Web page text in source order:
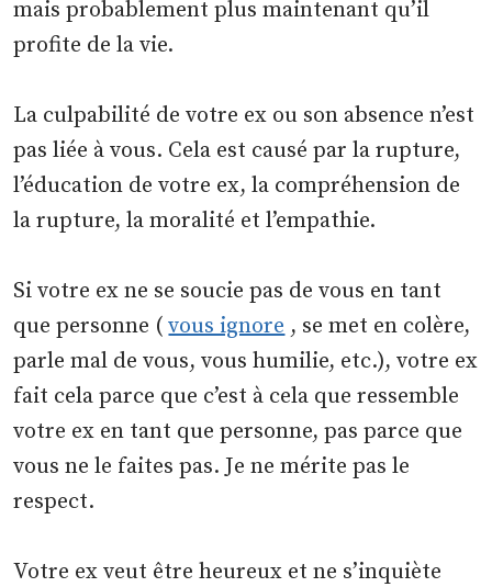
mais probablement plus maintenant qu’il
profite de la vie.
La culpabilité de votre ex ou son absence n’est
pas liée à vous. Cela est causé par la rupture,
l’éducation de votre ex, la compréhension de
la rupture, la moralité et l’empathie.
Si votre ex ne se soucie pas de vous en tant
que personne (vous ignore , se met en colère,
parle mal de vous, vous humilie, etc.), votre ex
fait cela parce que c’est à cela que ressemble
votre ex en tant que personne, pas parce que
vous ne le faites pas. Je ne mérite pas le
respect.
Votre ex veut être heureux et ne s’inquiète